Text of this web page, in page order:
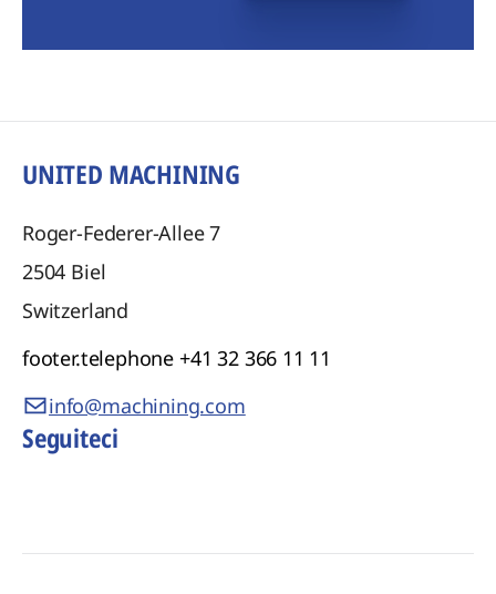
UNITED MACHINING
Roger-Federer-Allee 7
2504 Biel
Switzerland
footer.telephone +41 32 366 11 11
info@machining.com
Seguiteci